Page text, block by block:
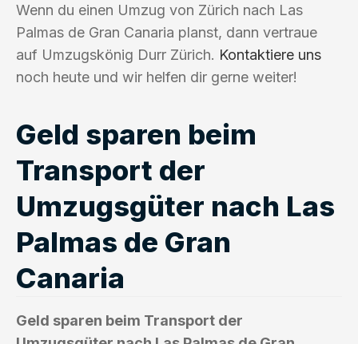
Wenn du einen Umzug von Zürich nach Las
Palmas de Gran Canaria planst, dann vertraue
auf Umzugskönig Durr Zürich. Kontaktiere uns
noch heute und wir helfen dir gerne weiter!
Geld sparen beim
Transport der
Umzugsgüter nach Las
Palmas de Gran
Canaria
Geld sparen beim Transport der